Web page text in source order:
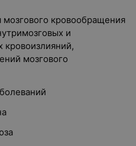
мозгового кровообращения
и
кровоизлияний,
мозгового